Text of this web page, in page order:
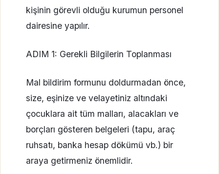
kişinin görevli olduğu kurumun personel
dairesine yapılır.
ADIM 1: Gerekli Bilgilerin Toplanması
Mal bildirim formunu doldurmadan önce,
size, eşinize ve velayetiniz altındaki
çocuklara ait tüm malları, alacakları ve
borçları gösteren belgeleri (tapu, araç
ruhsatı, banka hesap dökümü vb.) bir
araya getirmeniz önemlidir.